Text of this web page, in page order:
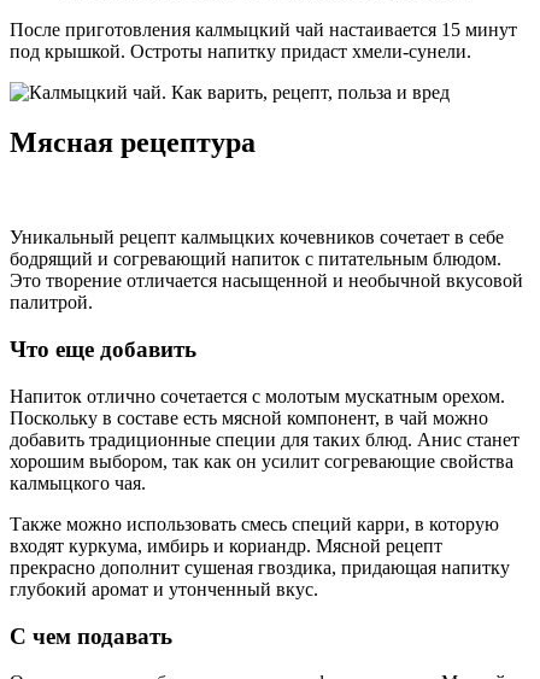
После приготовления калмыцкий чай настаивается 15 минут
под крышкой. Остроты напитку придаст хмели-сунели.
Мясная рецептура
Уникальный рецепт калмыцких кочевников сочетает в себе
бодрящий и согревающий напиток с питательным блюдом.
Это творение отличается насыщенной и необычной вкусовой
палитрой.
Что еще добавить
Напиток отлично сочетается с молотым мускатным орехом.
Поскольку в составе есть мясной компонент, в чай можно
добавить традиционные специи для таких блюд. Анис станет
хорошим выбором, так как он усилит согревающие свойства
калмыцкого чая.
Также можно использовать смесь специй карри, в которую
входят куркума, имбирь и кориандр. Мясной рецепт
прекрасно дополнит сушеная гвоздика, придающая напитку
глубокий аромат и утонченный вкус.
С чем подавать